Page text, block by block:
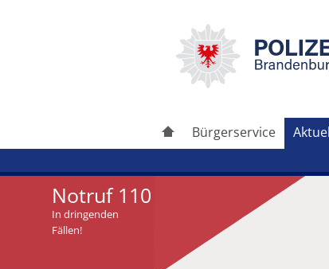
Bürgerservice
Notruf 110
In dringenden
Fällen!